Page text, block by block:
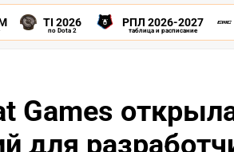
TI 2026
по Dota 2
РПЛ 2026-2027
таблица и расписание
Games
для